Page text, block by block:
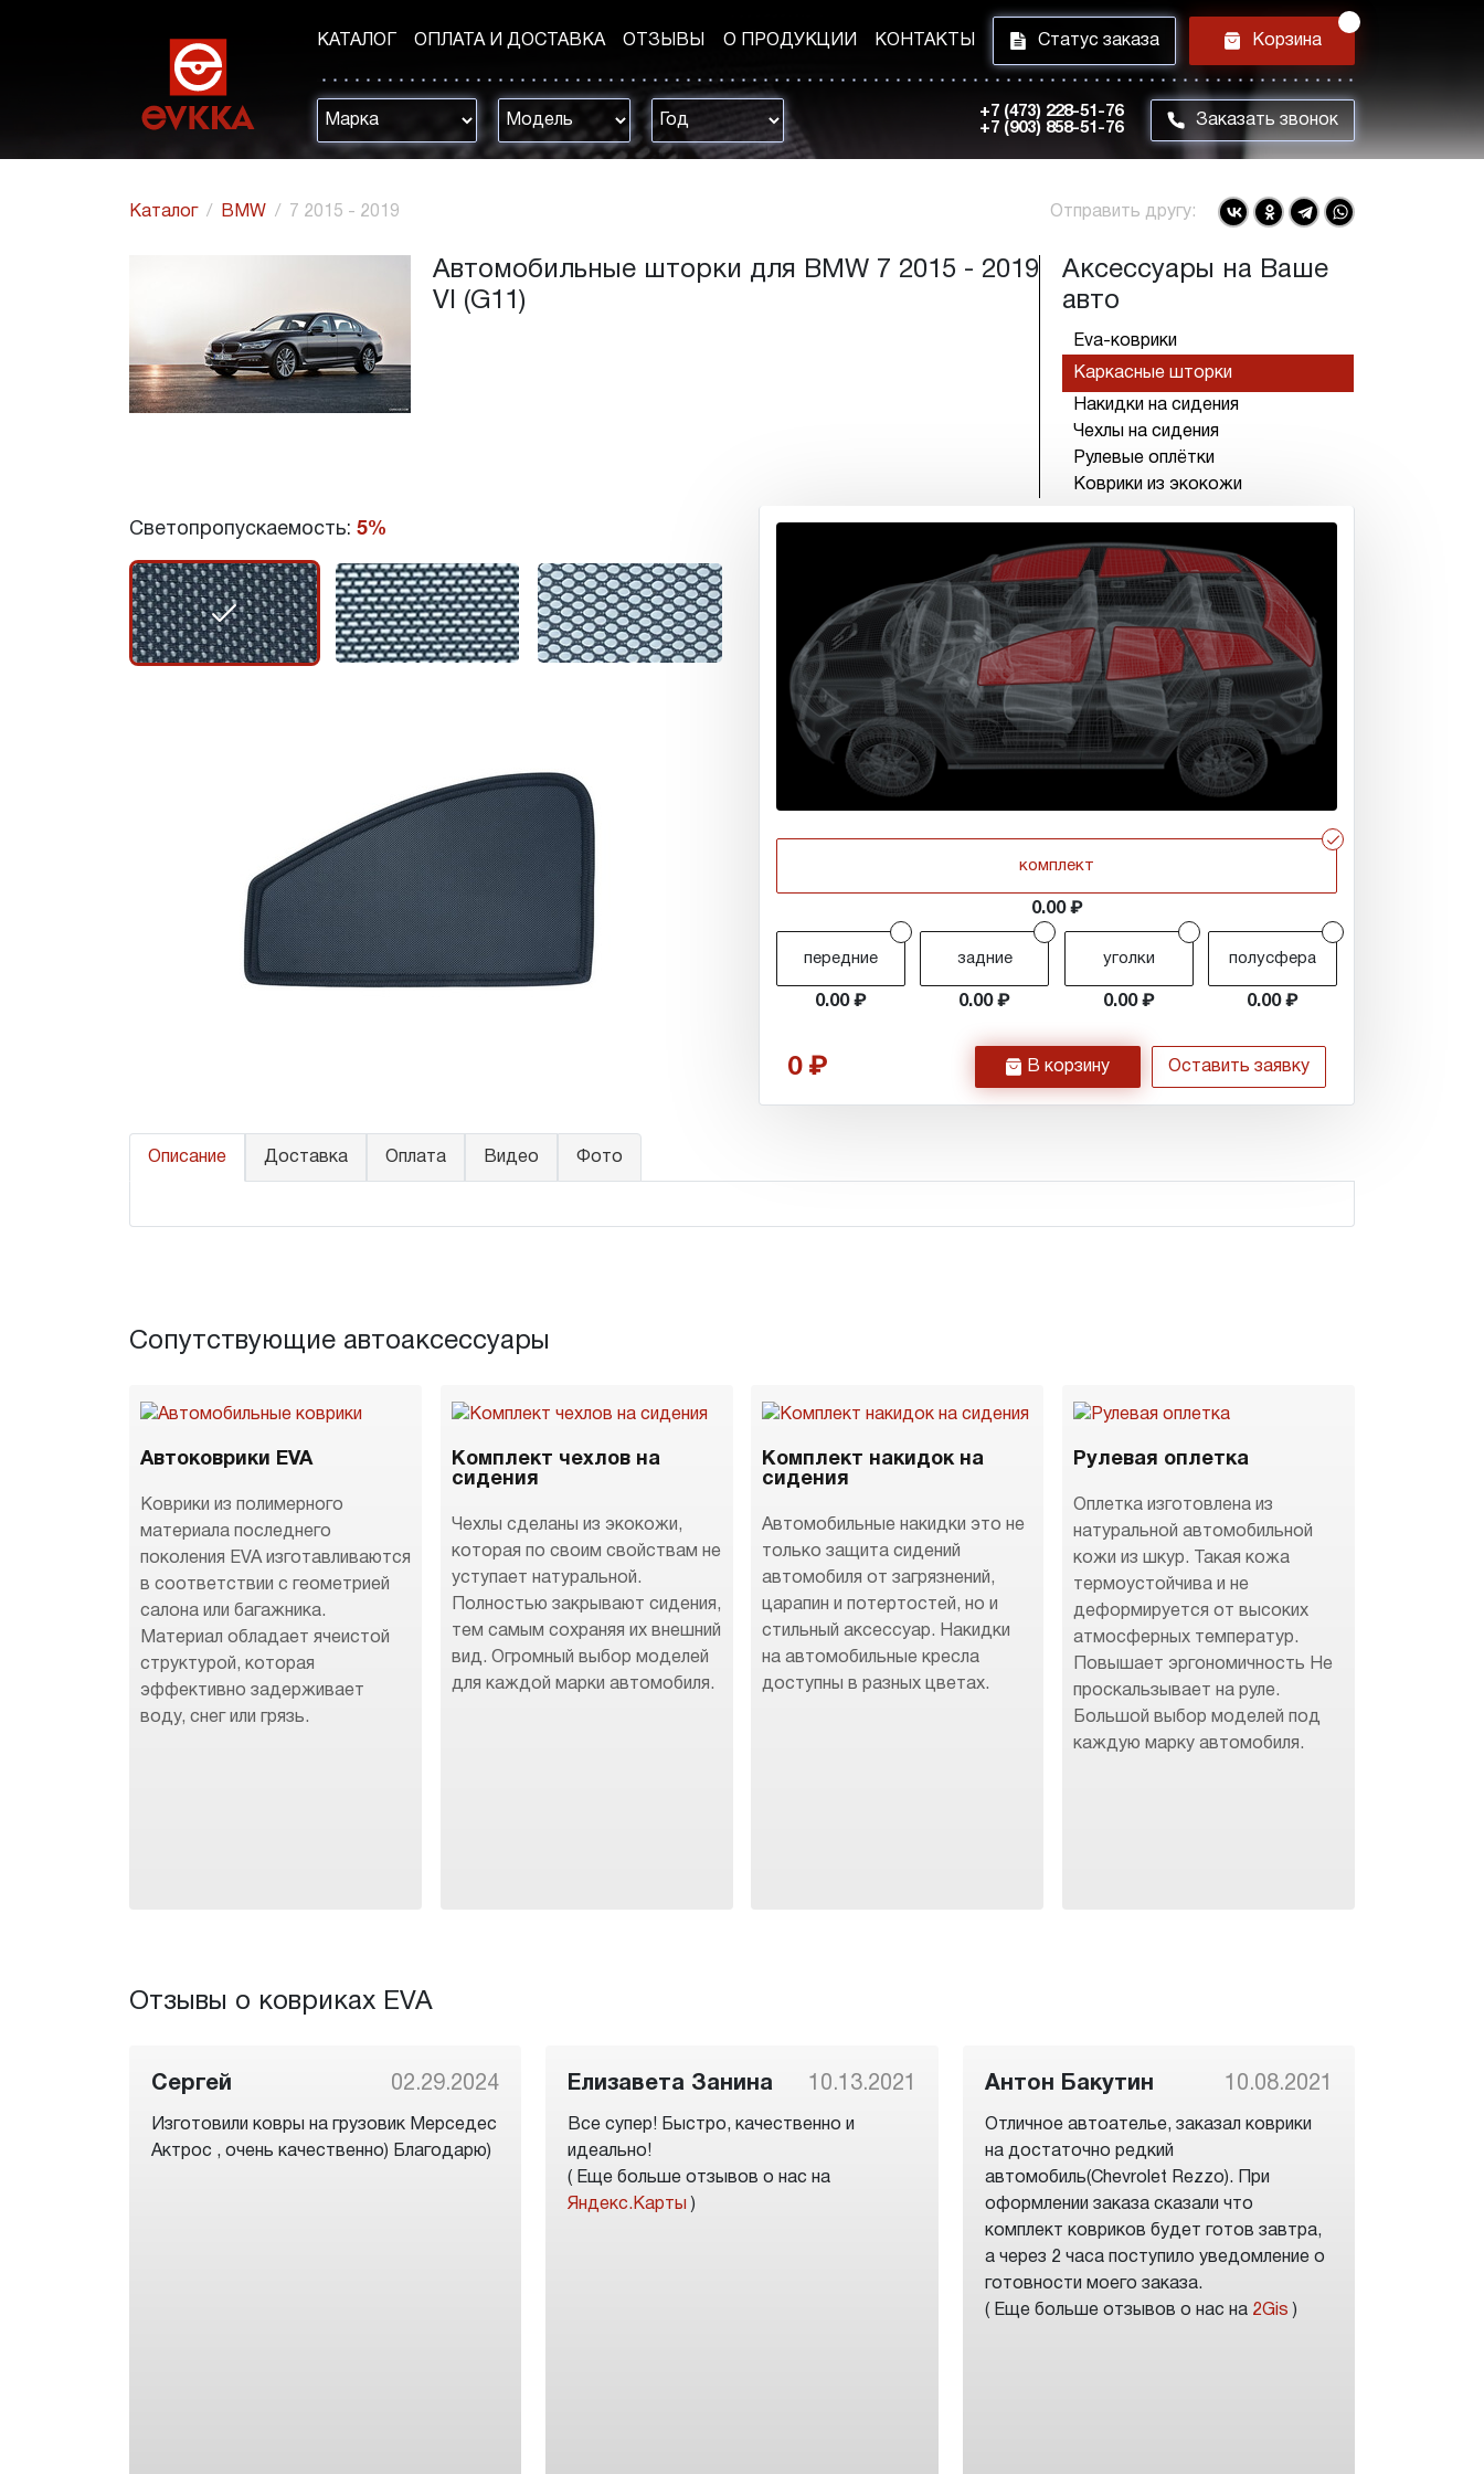
КАТАЛОГ ОПЛАТА И ДОСТАВКА ОТЗЫВЫ О ПРОДУКЦИИ КОНТАКТЫ i Статус заказа h Корзина
+7 (473) 228-51-76
+7 (903) 858-51-76
m Заказать звонок
Каталог BMW 7 2015 - 2019 Отправить другу:
Автомобильные шторки для BMW 7 2015 - 2019
VI (G11)
Аксессуары на Ваше
авто
Eva-коврики
Каркасные шторки
Накидки на сидения
Чехлы на сидения
Рулевые оплётки
Коврики из экокожи
Светопропускаемость: 5%
r
r
комплект
0.00
передние
0.00
задние
0.00
уголки
0.00
полусфера
0.00
0 h В корзину Оставить заявку
Описание Доставка Оплата Видео Фото
Сопутствующие автоаксессуары
Автоковрики EVA
Коврики из полимерного
материала последнего
поколения EVA изготавливаются
в соответствии с геометрией
салона или багажника.
Материал обладает ячеистой
структурой, которая
эффективно задерживает
воду, снег или грязь.
Комплект чехлов на
сидения
Чехлы сделаны из экокожи,
которая по своим свойствам не
уступает натуральной.
Полностью закрывают сидения,
тем самым сохраняя их внешний
вид. Огромный выбор моделей
для каждой марки автомобиля.
Комплект накидок на
сидения
Автомобильные накидки это не
только защита сидений
автомобиля от загрязнений,
царапин и потертостей, но и
стильный аксессуар. Накидки
на автомобильные кресла
доступны в разных цветах.
Рулевая оплетка
Оплетка изготовлена из
натуральной автомобильной
кожи из шкур. Такая кожа
термоустойчива и не
деформируется от высоких
атмосферных температур.
Повышает эргономичность Не
проскальзывает на руле.
Большой выбор моделей под
каждую марку автомобиля.
Отзывы о ковриках EVA
Сергей 02.29.2024
Изготовили ковры на грузовик Мерседес
Актрос , очень качественно) Благодарю)
Елизавета Занина 10.13.2021
Все супер! Быстро, качественно и
идеально!
( Еще больше отзывов о нас на
Яндекс.Карты
)
Антон Бакутин 10.08.2021
Отличное автоателье, заказал коврики
на достаточно редкий
автомобиль(Chevrolet Rezzo). При
оформлении заказа сказали что
комплект ковриков будет готов завтра,
а через 2 часа поступило уведомление о
готовности моего заказа.
( Еще больше отзывов о нас на 2Gis )